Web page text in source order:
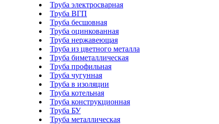
Труба электросварная
Труба ВГП
Труба бесшовная
Труба оцинкованная
Труба нержавеющая
Труба из цветного металла
Труба биметаллическая
Труба профильная
Труба чугунная
Труба в изоляции
Труба котельная
Труба конструкционная
Труба БУ
Труба металлическая